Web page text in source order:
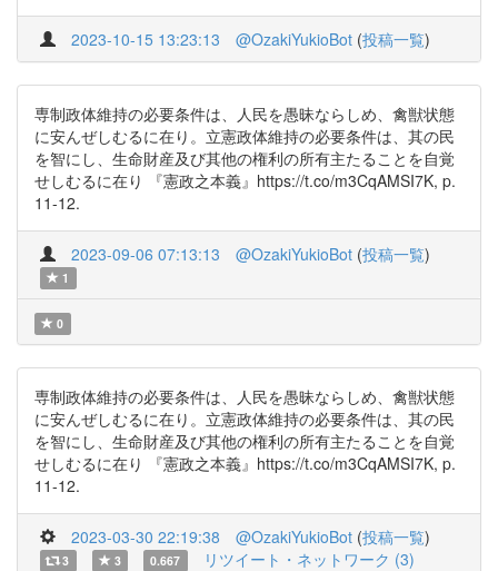
2023-10-15 13:23:13 @OzakiYukioBot (投稿一覧)
専制政体維持の必要条件は、人民を愚昧ならしめ、禽獣状態
に安んぜしむるに在り。立憲政体維持の必要条件は、其の民
を智にし、生命財産及び其他の権利の所有主たることを自覚
せしむるに在り 『憲政之本義』https://t.co/m3CqAMSI7K, p.
11-12.
2023-09-06 07:13:13 @OzakiYukioBot (投稿一覧)
1
0
専制政体維持の必要条件は、人民を愚昧ならしめ、禽獣状態
に安んぜしむるに在り。立憲政体維持の必要条件は、其の民
を智にし、生命財産及び其他の権利の所有主たることを自覚
せしむるに在り 『憲政之本義』https://t.co/m3CqAMSI7K, p.
11-12.
2023-03-30 22:19:38 @OzakiYukioBot (投稿一覧)
3 3 0.667 リツイート・ネットワーク (3)